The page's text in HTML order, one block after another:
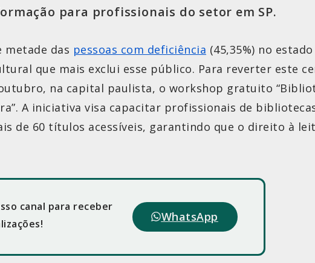
para profissionais do setor em SP.
metade das pessoas com deficiência (45,35%) no
que mais exclui esse público. Para reverter este
na capital paulista, o workshop gratuito
A iniciativa visa capacitar profissionais de
de 60 títulos acessíveis, garantindo que o direito à
canal para receber
WhatsApp